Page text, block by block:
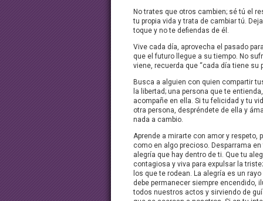
No trates que otros cambien; sé tú el
tu propia vida y trata de cambiar tú.
toque y no te defiendas de él.
Vive cada día, aprovecha el pasado
que el futuro llegue a su tiempo. No
viene, recuerda que “cada día tiene su
Busca a alguien con quien compartir
la libertad; una persona que te
acompañe en ella. Si tu felicidad y tu
otra persona, despréndete de ella y
nada a cambio.
Aprende a mirarte con amor y respeto,
como en algo precioso. Desparrama
alegría que hay dentro de ti. Que tu
contagiosa y viva para expulsar la
los que te rodean. La alegría es un
debe permanecer siempre encendido,
todos nuestros actos y sirviendo de